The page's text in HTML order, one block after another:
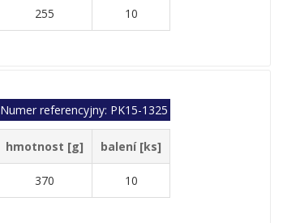
255 10
Numer referencyjny: PK15-1325
hmotnost [g] balení [ks]
370 10